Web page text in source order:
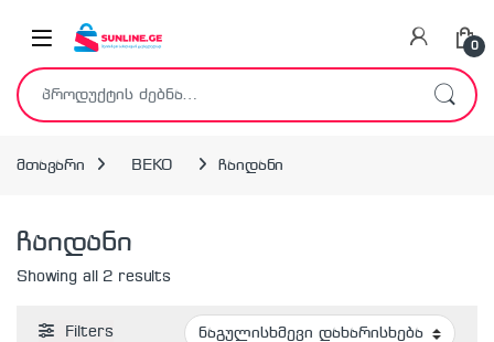
0
ძებნა:
მთავარი BEKO ჩაიდანი
ჩაიდანი
Showing all 2 results
Filters